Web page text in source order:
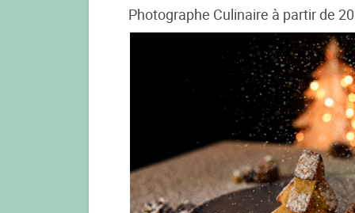
Photographe Culinaire à partir de